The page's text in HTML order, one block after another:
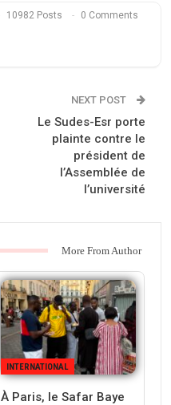
10982 Posts 0 Comments
NEXT POST
Le Sudes-Esr porte
plainte contre le
président de
l’Assemblée de
l’université
More From Author
INTERNATIONAL
À Paris, le Safar Baye